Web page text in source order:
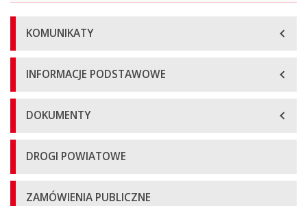
Menu
główne
KOMUNIKATY
INFORMACJE PODSTAWOWE
DOKUMENTY
DROGI POWIATOWE
ZAMÓWIENIA PUBLICZNE